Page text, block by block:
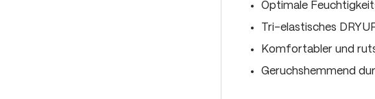
Optimale
Tri-elastisches
Komfortabler und
Geruchshemmend